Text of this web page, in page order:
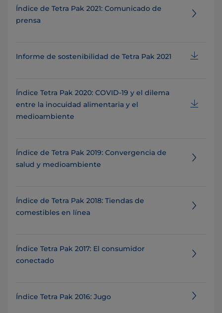
Índice de Tetra Pak 2021: Comunicado de
prensa
Informe de sostenibilidad de Tetra Pak 2021
Índice Tetra Pak 2020: COVID-19 y el dilema
entre la inocuidad alimentaria y el
medioambiente
Índice de Tetra Pak 2019: Convergencia de
salud y medioambiente
Índice de Tetra Pak 2018: Tiendas de
comestibles en línea
Índice Tetra Pak 2017: El consumidor
conectado
Índice Tetra Pak 2016: Jugo